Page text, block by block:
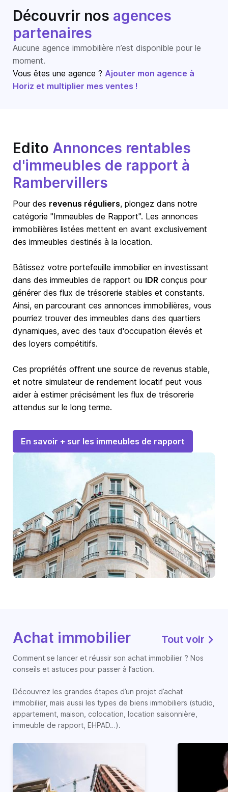
Découvrir nos agences
partenaires
Aucune agence immobilière n’est disponible pour le
moment.
Vous êtes une agence ? Ajouter mon agence à
Horiz et multiplier mes ventes !
Edito Annonces rentables
d'immeubles de rapport à
Rambervillers
Pour des revenus réguliers, plongez dans notre
catégorie "Immeubles de Rapport". Les annonces
immobilières listées mettent en avant exclusivement
des immeubles destinés à la location.
Bâtissez votre portefeuille immobilier en investissant
dans des immeubles de rapport ou IDR conçus pour
générer des flux de trésorerie stables et constants.
Ainsi, en parcourant ces annonces immobilières, vous
pourriez trouver des immeubles dans des quartiers
dynamiques, avec des taux d'occupation élevés et
des loyers compétitifs.
Ces propriétés offrent une source de revenus stable,
et notre simulateur de rendement locatif peut vous
aider à estimer précisément les flux de trésorerie
attendus sur le long terme.
En savoir + sur les immeubles de rapport
Achat immobilier Tout voir
Comment se lancer et réussir son achat immobilier ? Nos
conseils et astuces pour passer à l’action.
Découvrez les grandes étapes d’un projet d’achat
immobilier, mais aussi les types de biens immobiliers (studio,
appartement, maison, colocation, location saisonnière,
immeuble de rapport, EHPAD…).